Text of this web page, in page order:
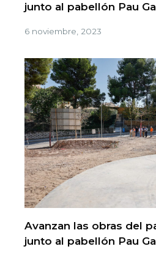
junto al pabellón Pau
6 noviembre, 2023
Avanzan las obras del
junto al pabellón Pau